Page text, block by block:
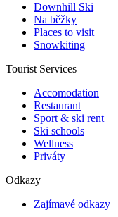
Downhill Ski
Na běžky
Places to visit
Snowkiting
Tourist Services
Accomodation
Restaurant
Sport & ski rent
Ski schools
Wellness
Priváty
Odkazy
Zajímavé odkazy